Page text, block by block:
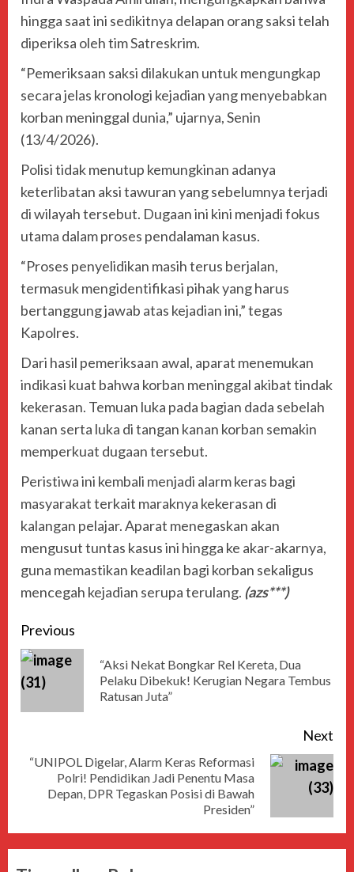
hingga saat ini sedikitnya delapan orang saksi telah
diperiksa oleh tim Satreskrim.
“Pemeriksaan saksi dilakukan untuk mengungkap
secara jelas kronologi kejadian yang menyebabkan
korban meninggal dunia,” ujarnya, Senin
(13/4/2026).
Polisi tidak menutup kemungkinan adanya
keterlibatan aksi tawuran yang sebelumnya terjadi
di wilayah tersebut. Dugaan ini kini menjadi fokus
utama dalam proses pendalaman kasus.
“Proses penyelidikan masih terus berjalan,
termasuk mengidentifikasi pihak yang harus
bertanggung jawab atas kejadian ini,” tegas
Kapolres.
Dari hasil pemeriksaan awal, aparat menemukan
indikasi kuat bahwa korban meninggal akibat tindak
kekerasan. Temuan luka pada bagian dada sebelah
kanan serta luka di tangan kanan korban semakin
memperkuat dugaan tersebut.
Peristiwa ini kembali menjadi alarm keras bagi
masyarakat terkait maraknya kekerasan di
kalangan pelajar. Aparat menegaskan akan
mengusut tuntas kasus ini hingga ke akar-akarnya,
guna memastikan keadilan bagi korban sekaligus
mencegah kejadian serupa terulang. (azs***)
Previous
“Aksi Nekat Bongkar Rel Kereta, Dua
Pelaku Dibekuk! Kerugian Negara Tembus
Ratusan Juta”
Next
“UNIPOL Digelar, Alarm Keras Reformasi
Polri! Pendidikan Jadi Penentu Masa
Depan, DPR Tegaskan Posisi di Bawah
Presiden”